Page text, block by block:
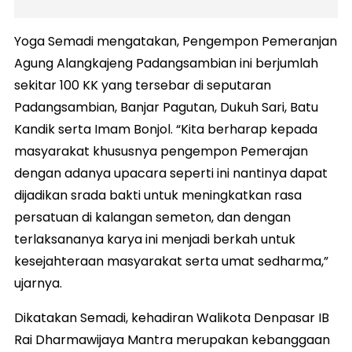
Yoga Semadi mengatakan, Pengempon Pemeranjan
Agung Alangkajeng Padangsambian ini berjumlah
sekitar 100 KK yang tersebar di seputaran
Padangsambian, Banjar Pagutan, Dukuh Sari, Batu
Kandik serta Imam Bonjol. “Kita berharap kepada
masyarakat khususnya pengempon Pemerajan
dengan adanya upacara seperti ini nantinya dapat
dijadikan srada bakti untuk meningkatkan rasa
persatuan di kalangan semeton, dan dengan
terlaksananya karya ini menjadi berkah untuk
kesejahteraan masyarakat serta umat sedharma,”
ujarnya.
Dikatakan Semadi, kehadiran Walikota Denpasar IB
Rai Dharmawijaya Mantra merupakan kebanggaan